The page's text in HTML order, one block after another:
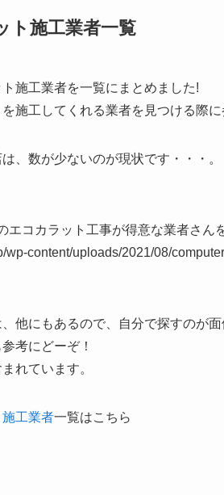
ト施工業者一覧
施工業者を一覧にまとめました!
施工してくれる業者を見つける際に
、 数が少ないのが現状です・・・。
エコカラット工事が得意な業者さん
wp-content/uploads/2021/08/
他にもあるので、自分で探すのが面
考にどーぞ！
れています。
工業者一覧はこちら